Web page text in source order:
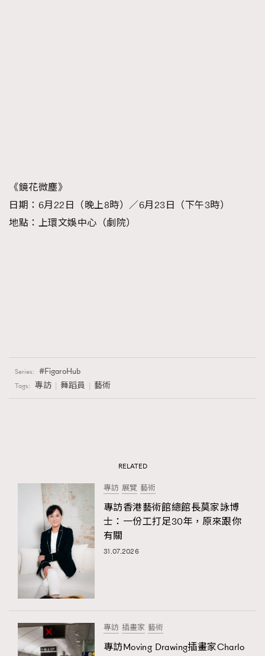
《鏡花微塵》
日期：6月22日（晚上8時）／6月23日（下午3時）
地點：上環文娛中心（劇院）
Series: FigaroHub
Tags: 專訪 舞蹈員 藝術
RELATED
專訪 展覽 藝術
專訪香港藝術館總館長莫家詠博
士：一份工打足30年，原來跟你
有關
31.07.2026
專訪 插畫家 藝術
專訪Moving Drawing插畫家Charlo